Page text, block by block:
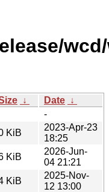
↓ Date ↓
-
KiB
2023-Apr-23
18:25
KiB
2026-Jun-
04 21:21
KiB
2025-Nov-
12 13:00